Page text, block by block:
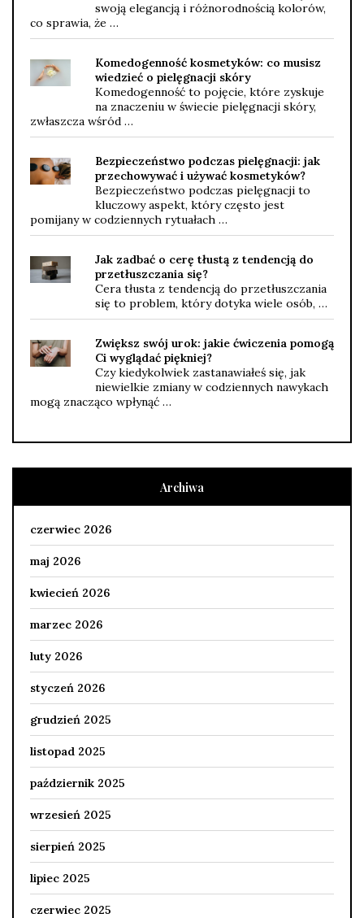
swoją elegancją i różnorodnością kolorów,
co sprawia, że …
Komedogenność kosmetyków: co musisz
wiedzieć o pielęgnacji skóry
Komedogenność to pojęcie, które zyskuje
na znaczeniu w świecie pielęgnacji skóry,
zwłaszcza wśród …
Bezpieczeństwo podczas pielęgnacji: jak
przechowywać i używać kosmetyków?
Bezpieczeństwo podczas pielęgnacji to
kluczowy aspekt, który często jest
pomijany w codziennych rytuałach …
Jak zadbać o cerę tłustą z tendencją do
przetłuszczania się?
Cera tłusta z tendencją do przetłuszczania
się to problem, który dotyka wiele osób, …
Zwiększ swój urok: jakie ćwiczenia pomogą
Ci wyglądać piękniej?
Czy kiedykolwiek zastanawiałeś się, jak
niewielkie zmiany w codziennych nawykach
mogą znacząco wpłynąć …
Archiwa
czerwiec 2026
maj 2026
kwiecień 2026
marzec 2026
luty 2026
styczeń 2026
grudzień 2025
listopad 2025
październik 2025
wrzesień 2025
sierpień 2025
lipiec 2025
czerwiec 2025